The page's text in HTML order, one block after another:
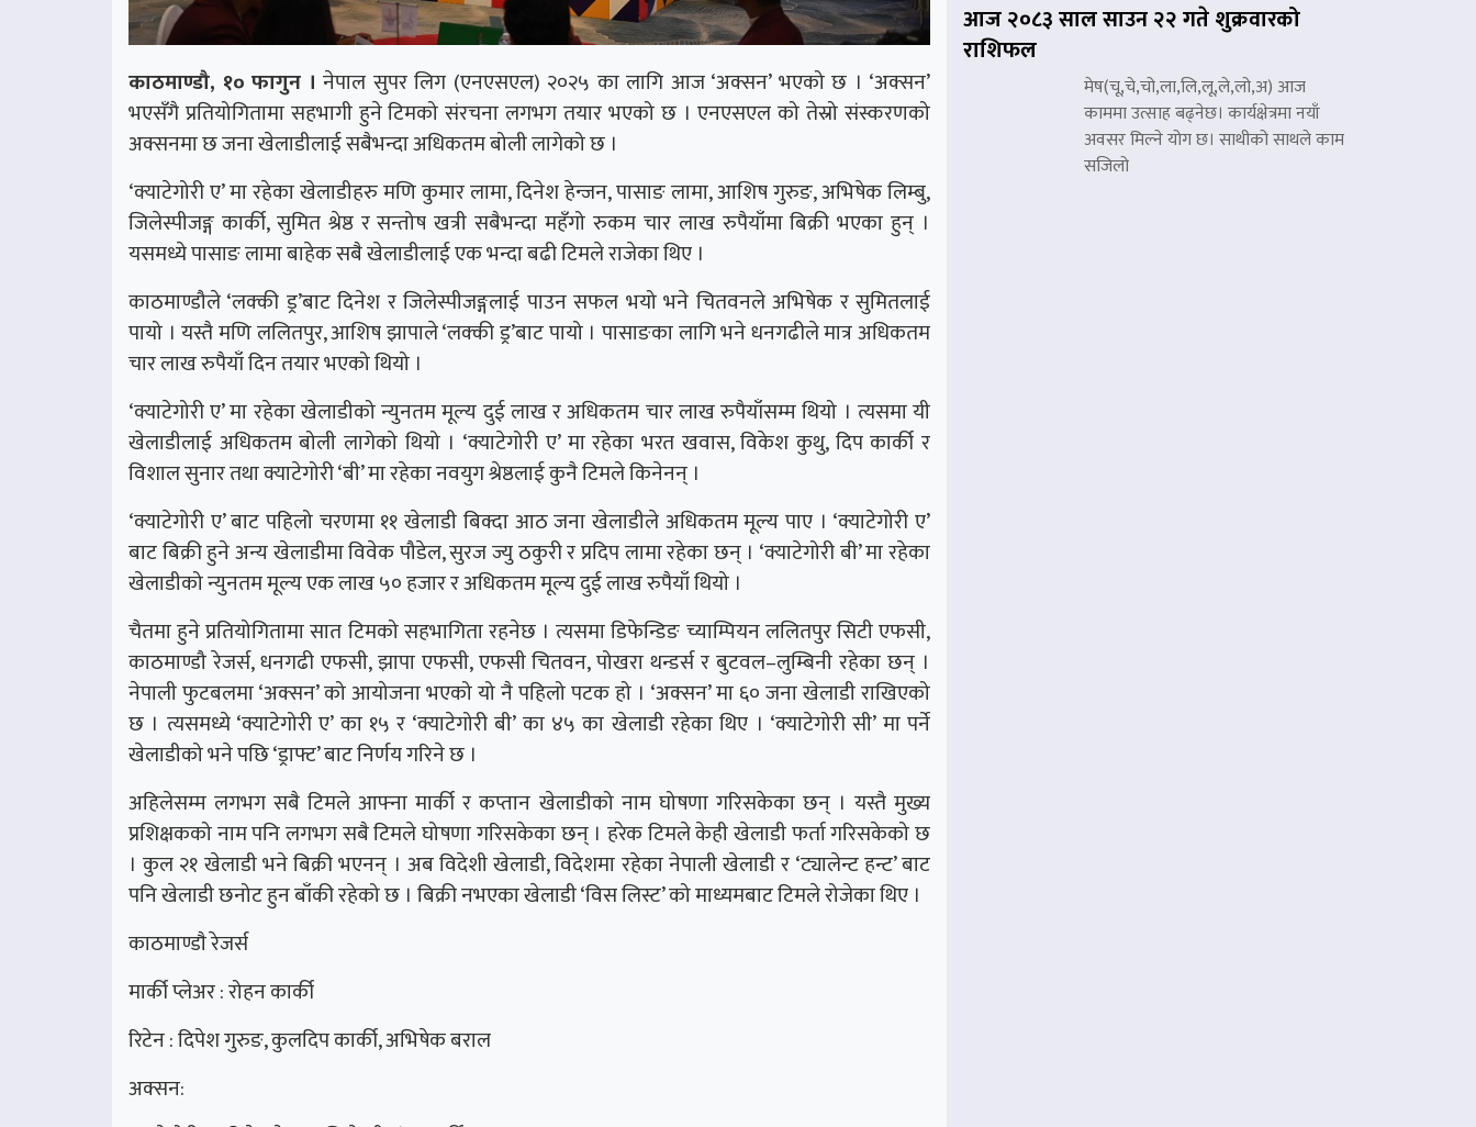
काठमाण्डौ, १० फागुन । नेपाल सुपर लिग (एनएसएल) २०२५ का लागि आज ‘अक्सन’ भएको छ । ‘अक्सन’
भएसँगै प्रतियोगितामा सहभागी हुने टिमको संरचना लगभग तयार भएको छ । एनएसएल को तेस्रो संस्करणको
अक्सनमा छ जना खेलाडीलाई सबैभन्दा अधिकतम बोली लागेको छ ।
‘क्याटेगोरी ए’ मा रहेका खेलाडीहरु मणि कुमार लामा, दिनेश हेन्जन, पासाङ लामा, आशिष गुरुङ, अभिषेक लिम्बु,
जिलेस्पीजङ्ग कार्की, सुमित श्रेष्ठ र सन्तोष खत्री सबैभन्दा महँगो रुकम चार लाख रुपैयाँमा बिक्री भएका हुन् ।
यसमध्ये पासाङ लामा बाहेक सबै खेलाडीलाई एक भन्दा बढी टिमले राजेका थिए ।
काठमाण्डौले ‘लक्की ड्र’बाट दिनेश र जिलेस्पीजङ्गलाई पाउन सफल भयो भने चितवनले अभिषेक र सुमितलाई
पायो । यस्तै मणि ललितपुर, आशिष झापाले ‘लक्की ड्र’बाट पायो । पासाङका लागि भने धनगढीले मात्र अधिकतम
चार लाख रुपैयाँ दिन तयार भएको थियो ।
‘क्याटेगोरी ए’ मा रहेका खेलाडीको न्युनतम मूल्य दुई लाख र अधिकतम चार लाख रुपैयाँसम्म थियो । त्यसमा यी
खेलाडीलाई अधिकतम बोली लागेको थियो । ‘क्याटेगोरी ए’ मा रहेका भरत खवास, विकेश कुथु, दिप कार्की र
विशाल सुनार तथा क्याटेगोरी ‘बी’ मा रहेका नवयुग श्रेष्ठलाई कुनै टिमले किनेनन् ।
‘क्याटेगोरी ए’ बाट पहिलो चरणमा ११ खेलाडी बिक्दा आठ जना खेलाडीले अधिकतम मूल्य पाए । ‘क्याटेगोरी ए’
बाट बिक्री हुने अन्य खेलाडीमा विवेक पौडेल, सुरज ज्यु ठकुरी र प्रदिप लामा रहेका छन् । ‘क्याटेगोरी बी’ मा रहेका
खेलाडीको न्युनतम मूल्य एक लाख ५० हजार र अधिकतम मूल्य दुई लाख रुपैयाँ थियो ।
चैतमा हुने प्रतियोगितामा सात टिमको सहभागिता रहनेछ । त्यसमा डिफेन्डिङ च्याम्पियन ललितपुर सिटी एफसी,
काठमाण्डौ रेजर्स, धनगढी एफसी, झापा एफसी, एफसी चितवन, पोखरा थन्डर्स र बुटवल–लुम्बिनी रहेका छन् ।
नेपाली फुटबलमा ‘अक्सन’ को आयोजना भएको यो नै पहिलो पटक हो । ‘अक्सन’ मा ६० जना खेलाडी राखिएको
छ । त्यसमध्ये ‘क्याटेगोरी ए’ का १५ र ‘क्याटेगोरी बी’ का ४५ का खेलाडी रहेका थिए । ‘क्याटेगोरी सी’ मा पर्ने
खेलाडीको भने पछि ‘ड्राफ्ट’ बाट निर्णय गरिने छ ।
अहिलेसम्म लगभग सबै टिमले आफ्ना मार्की र कप्तान खेलाडीको नाम घोषणा गरिसकेका छन् । यस्तै मुख्य
प्रशिक्षकको नाम पनि लगभग सबै टिमले घोषणा गरिसकेका छन् । हरेक टिमले केही खेलाडी फर्ता गरिसकेको छ
। कुल २१ खेलाडी भने बिक्री भएनन् । अब विदेशी खेलाडी, विदेशमा रहेका नेपाली खेलाडी र ‘ट्यालेन्ट हन्ट’ बाट
पनि खेलाडी छनोट हुन बाँकी रहेको छ । बिक्री नभएका खेलाडी ‘विस लिस्ट’ को माध्यमबाट टिमले रोजेका थिए ।
काठमाण्डाै रेजर्स
मार्की प्लेअर : रोहन कार्की
रिटेन : दिपेश गुरुङ, कुलदिप कार्की, अभिषेक बराल
अक्सन:
आज २०८३ साल साउन २२ गते शुक्रवारको
राशिफल
मेष(चू,चे,चो,ला,लि,लू,ले,लो,अ) आज
काममा उत्साह बढ्नेछ। कार्यक्षेत्रमा नयाँ
अवसर मिल्ने योग छ। साथीको साथले काम
सजिलो